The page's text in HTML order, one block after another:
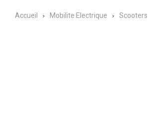
Accueil Mobilite Electrique Scooters